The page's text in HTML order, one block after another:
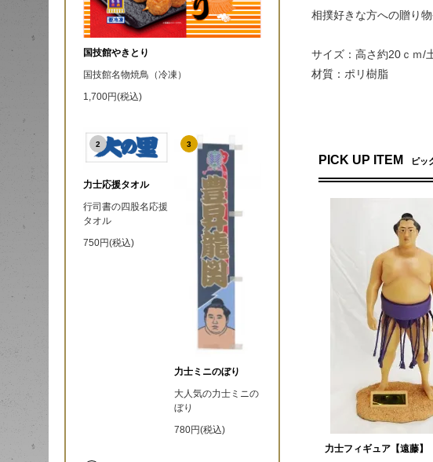
相撲好きな方への贈り
サイズ：高さ約20ｃｍ/
材質：ポリ樹脂
PICK UP ITEM ピッ
力士フィギュア【遠藤】
国技館やきとり
国技館名物焼鳥（冷凍）
1,700円(税込)
2
力士応援タオル
行司書の四股名応援
タオル
750円(税込)
3
力士ミニのぼり
大人気の力士ミニの
ぼり
780円(税込)